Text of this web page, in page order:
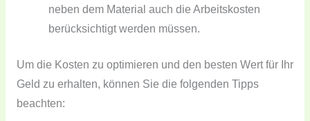
neben dem Material auch die Arbeitskosten
berücksichtigt werden müssen.
Um die Kosten zu optimieren und den besten Wert für Ihr
Geld zu erhalten, können Sie die folgenden Tipps
beachten: